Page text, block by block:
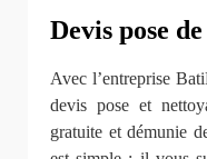
Devis pose
Avec l’entreprise
devis pose et
gratuite et démunie